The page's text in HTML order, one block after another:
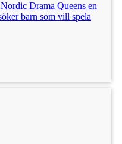
Drama Queens en
barn som vill spela